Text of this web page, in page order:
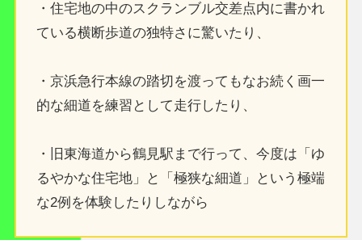
・住宅地の中のスクランブル交差点内に書かれ
ている横断歩道の独特さに驚いたり、
・京浜急行本線の踏切を渡ってもなお続く画一
的な細道を練習として走行したり、
・旧東海道から鶴見駅まで行って、今度は「ゆ
るやかな住宅地」と「極狭な細道」という極端
な2例を体験したりしながら